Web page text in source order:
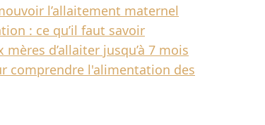
l’allaitement maternel
: ce qu’il faut savoir
mères d’allaiter jusqu’à 7 mois
comprendre l'alimentation des